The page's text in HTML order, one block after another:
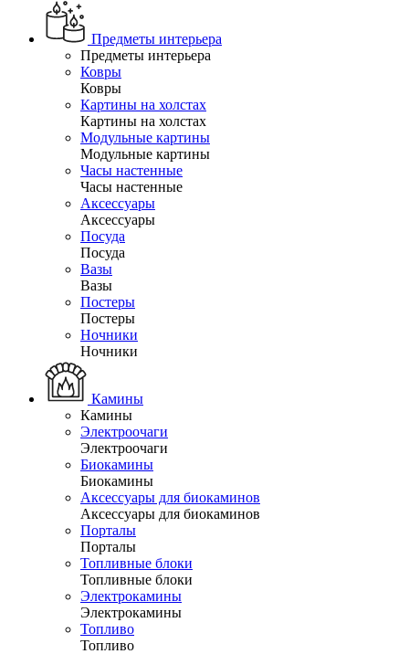
Предметы интерьера
Предметы интерьера
Ковры
Ковры
Картины на холстах
Картины на холстах
Модульные картины
Модульные картины
Часы настенные
Часы настенные
Аксессуары
Аксессуары
Посуда
Посуда
Вазы
Вазы
Постеры
Постеры
Ночники
Ночники
Камины
Камины
Электроочаги
Электроочаги
Биокамины
Биокамины
Аксессуары для биокаминов
Аксессуары для биокаминов
Порталы
Порталы
Топливные блоки
Топливные блоки
Электрокамины
Электрокамины
Топливо
Топливо